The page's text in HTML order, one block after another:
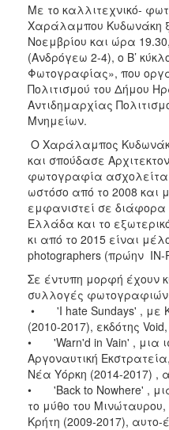
Mε το καλλιτεχνικό-
Χαράλαμπου Κυδωνάκη
Νοεμβρίου και ώρα
(Ανδρόγεω 2-4), ο Β’
Φωτογραφίας», που
Πολιτισμού του Δήμου
Αντιδημαρχίας
Μνημείων.
Ο Χαράλαμπος
και σπούδασε
φωτογραφία
ωστόσο από το 2008 και
εμφανιστεί σε διάφορα
Ελλάδα και το
κι από το 2015 είναι
photographers (πρώην IN-
Σε έντυπη μορφή έχουν
συλλογές
• 'I hate Sundays' , με
(2010-2017), εκδότης
• 'Warn'd in Vain' , μια
Αργοναυτική
Νέα Υόρκη (2014-2017) ,
• 'Back to Nowhere' ,
το μύθο του
Κρήτη (2009-2017), αυτο-